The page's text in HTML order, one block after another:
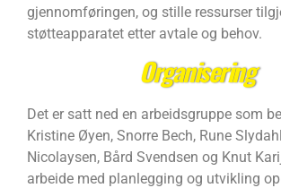
gjennomføringen, og stille ressurser
støtteapparatet etter avtale og behov.
Organisering
Det er satt ned en arbeidsgruppe som
Kristine Øyen, Snorre Bech, Rune
Nicolaysen, Bård Svendsen og Knut
arbeide med planlegging og utvikling